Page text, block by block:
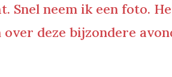
Snel neem ik een foto.
deze bijzondere